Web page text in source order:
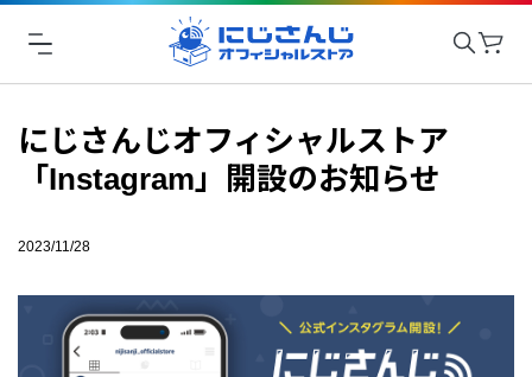
にじさんじオフィシャルストア
「Instagram」開設のお知らせ
2023/11/28